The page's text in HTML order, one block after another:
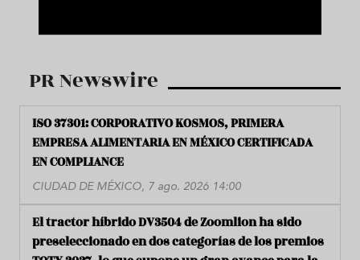
PR Newswire
ISO 37301: CORPORATIVO KOSMOS, PRIMERA
EMPRESA ALIMENTARIA EN MÉXICO CERTIFICADA
EN COMPLIANCE
CIUDAD DE MÉXICO, 7 ago. 2026 14:00
El tractor híbrido DV3504 de Zoomlion ha sido
preseleccionado en dos categorías de los premios